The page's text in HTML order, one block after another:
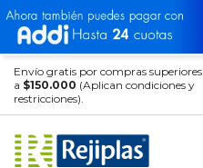
Envío gratis por compras superiores
a $150.000 (Aplican condiciones y
restricciones).